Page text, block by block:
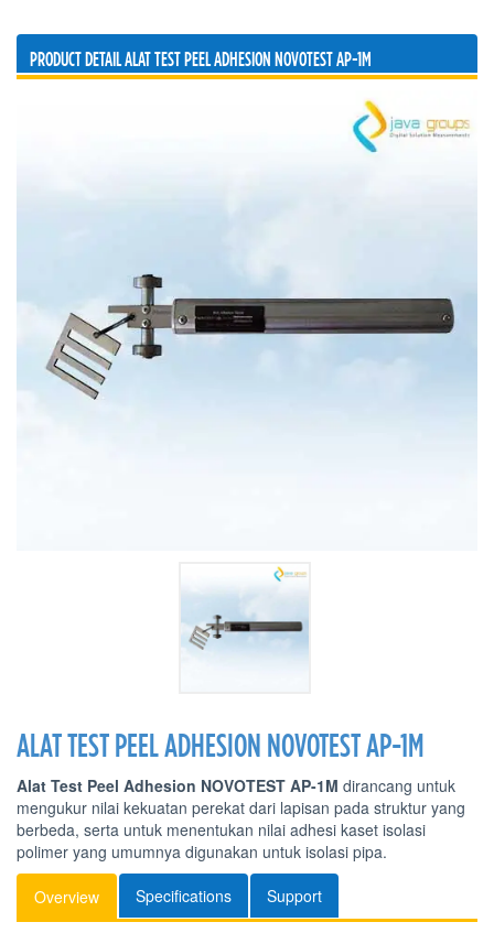
PRODUCT DETAIL ALAT TEST PEEL ADHESION NOVOTEST AP-1M
ALAT TEST PEEL ADHESION NOVOTEST AP-1M
Alat Test Peel Adhesion NOVOTEST AP-1M dirancang untuk
mengukur nilai kekuatan perekat dari lapisan pada struktur yang
berbeda, serta untuk menentukan nilai adhesi kaset isolasi
polimer yang umumnya digunakan untuk isolasi pipa.
Overview Specifications Support